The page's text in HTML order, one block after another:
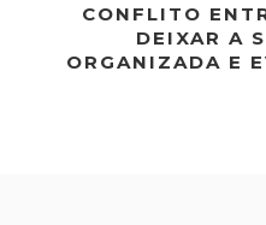
CONFLITO
DEIXAR A
ORGANIZADA E